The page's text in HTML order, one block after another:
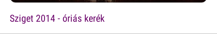
Sziget 2014 - óriás kerék